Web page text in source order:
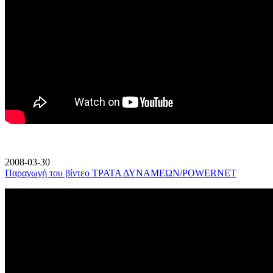
2008-03-30
Παραγωγή του βίντεο ΤΡΑΤΑ ΔΥΝΑΜΕΩΝ/POWERNET